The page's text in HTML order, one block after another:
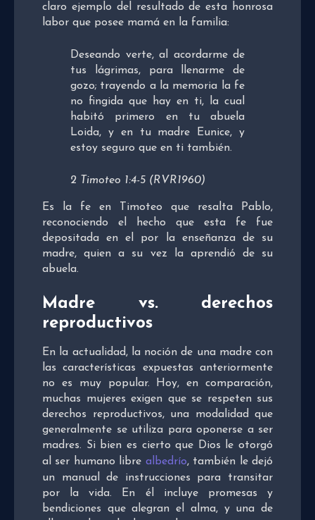
claro ejemplo del resultado de esta honrosa
labor que posee mamá en la familia:
Deseando verte, al acordarme de
tus lágrimas, para llenarme de
gozo; trayendo a la memoria la fe
no fingida que hay en ti, la cual
habitó primero en tu abuela
Loida, y en tu madre Eunice, y
estoy seguro que en ti también.
2 Timoteo 1:4-5 (RVR1960)
Es la fe en Timoteo que resalta Pablo,
reconociendo el hecho que esta fe fue
depositada en el por la enseñanza de su
madre, quien a su vez la aprendió de su
abuela.
Madre vs. derechos
reproductivos
En la actualidad, la noción de una madre con
las características expuestas anteriormente
no es muy popular. Hoy, en comparación,
muchas mujeres exigen que se respeten sus
derechos reproductivos, una modalidad que
generalmente se utiliza para oponerse a ser
madres. Si bien es cierto que Dios le otorgó
al ser humano libre albedrío, también le dejó
un manual de instrucciones para transitar
por la vida. En él incluye promesas y
bendiciones que alegran el alma, y una de